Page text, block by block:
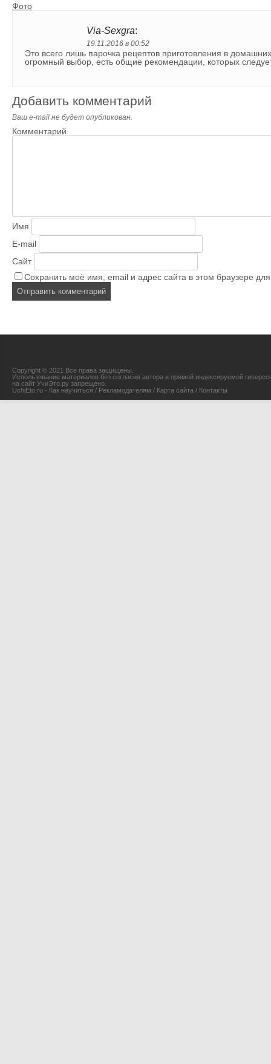
Фото
Via-Sexgra:
19.11.2016 в 00:52
Это всего лишь парочка рецептов приготовления в
огромный выбор, есть общие рекомендации, которых
Добавить комментарий
Ваш e-mail не будет опубликован.
Комментарий
Имя
E-mail
Сайт
Сохранить моё имя, email и адрес сайта в этом браузере
Copyright © 2021 Все права защищены.
Использование материалов без согласия автора и прямой индексируемой
на сайт УчиЭто.ру запрещено.
UchiEto.ru - Как научиться / Рекламодателям / Карта сайта / Контакты